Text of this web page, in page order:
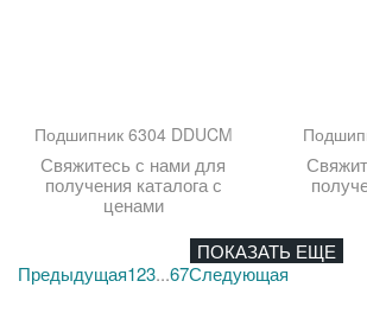
Подшипник 6304 DDUCM
Свяжитесь с нами для
получения каталога с
ценами
ПОКАЗАТЬ ЕЩЕ
Предыдущая123...67Следующая